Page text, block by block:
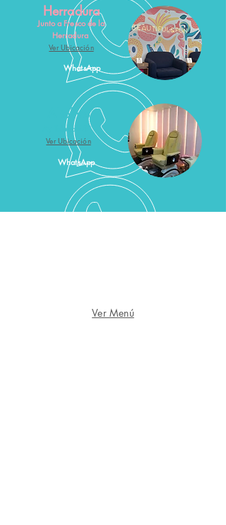
Herradura
Junto a Fresco de la
Herradura
Ver Ubicación
WhatsApp
Altolivo
Av Toluca 481
Ver Ubicación
WhatsApp
Ver Menú